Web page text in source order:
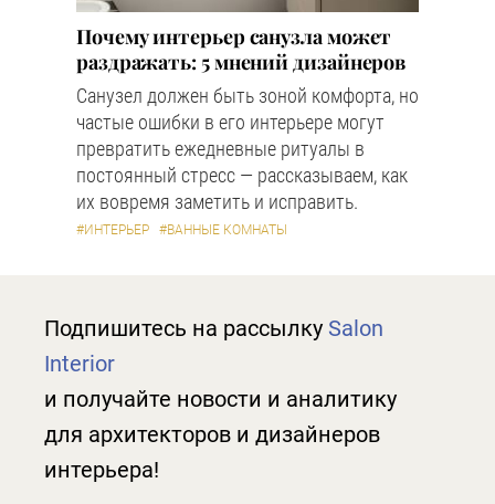
Почему интерьер санузла может
раздражать: 5 мнений дизайнеров
Санузел должен быть зоной комфорта, но
частые ошибки в его интерьере могут
превратить ежедневные ритуалы в
постоянный стресс — рассказываем, как
их вовремя заметить и исправить.
#ИНТЕРЬЕР #ВАННЫЕ КОМНАТЫ
Подпишитесь на рассылку Salon
Interior
и получайте новости и аналитику
для архитекторов и дизайнеров
интерьера!